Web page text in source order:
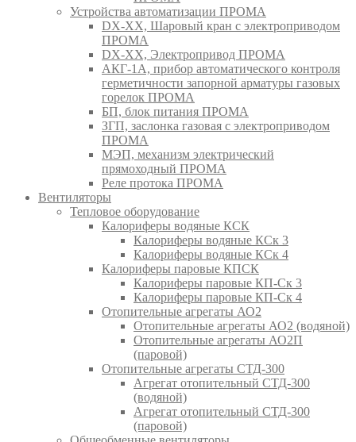
Устройства автоматизации ПРОМА
DX-XX, Шаровый кран c электроприводом
ПРОМА
DX-XX, Электропривод ПРОМА
АКГ-1А, прибор автоматического контроля
герметичности запорной арматуры газовых
горелок ПРОМА
БП, блок питания ПРОМА
ЗГП, заслонка газовая с электроприводом
ПРОМА
МЭП, механизм электрический
прямоходный ПРОМА
Реле протока ПРОМА
Вентиляторы
Тепловое оборудование
Калориферы водяные КСК
Калориферы водяные КСк 3
Калориферы водяные КСк 4
Калориферы паровые КПСК
Калориферы паровые КП-Ск 3
Калориферы паровые КП-Ск 4
Отопительные агрегаты АО2
Отопительные агрегаты АО2 (водяной)
Отопительные агрегаты АО2П
(паровой)
Отопительные агрегаты СТД-300
Агрегат отопительный СТД-300
(водяной)
Агрегат отопительный СТД-300
(паровой)